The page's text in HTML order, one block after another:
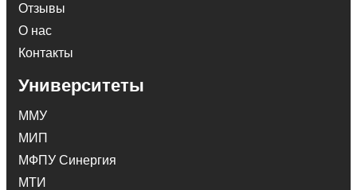
Отзывы
О нас
Контакты
Университеты
ММУ
МИП
МФПУ Синергия
МТИ